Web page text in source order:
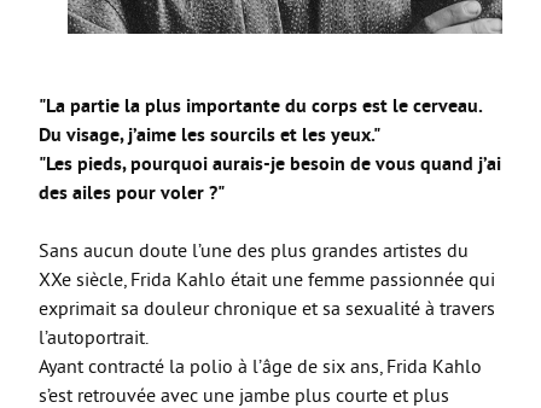
"La partie la plus importante du corps est le cerveau.
Du visage, j’aime les sourcils et les yeux."
"Les pieds, pourquoi aurais-je besoin de vous quand j’ai
des ailes pour voler ?"
Sans aucun doute l’une des plus grandes artistes du
XXe siècle, Frida Kahlo était une femme passionnée qui
exprimait sa douleur chronique et sa sexualité à travers
l’autoportrait.
Ayant contracté la polio à l’âge de six ans, Frida Kahlo
s’est retrouvée avec une jambe plus courte et plus